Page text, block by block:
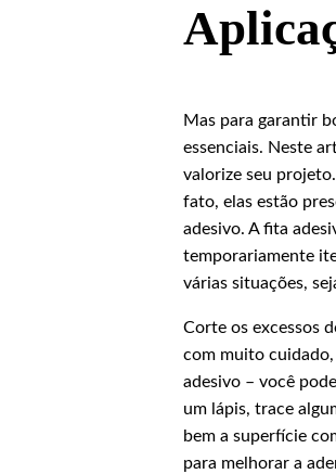
Mas para garantir
essenciais. Neste
valorize seu
fato, elas estão
adesivo. A fita
temporariamente
várias situações,
Corte os excessos
com muito
adesivo – você
um lápis, trace
bem a superfície
para melhorar a